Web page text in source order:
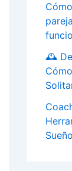
🕰️ De